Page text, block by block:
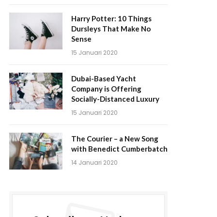
Harry Potter: 10 Things
Dursleys That Make No
Sense
15 Januari 2020
Dubai-Based Yacht
Company is Offering
Socially-Distanced Luxury
15 Januari 2020
The Courier – a New Song
with Benedict Cumberbatch
14 Januari 2020